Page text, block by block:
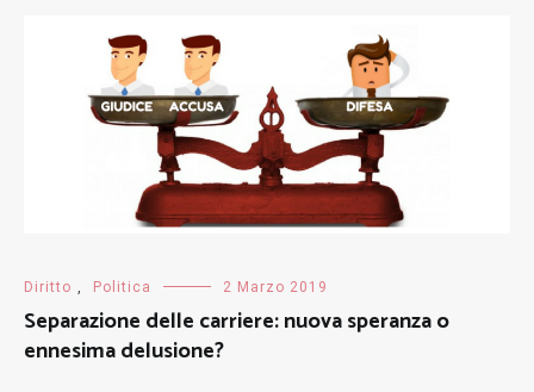
Diritto Politica 2 Marzo 2019
Separazione delle carriere: nuova speranza o
ennesima delusione?